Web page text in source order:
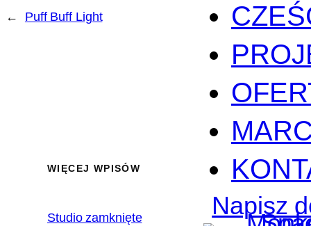
Napisz
← Puff Buff Light
WIĘCEJ WPISÓW
Studio zamknięte 2020.02.17